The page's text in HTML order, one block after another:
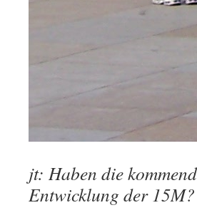
jt: Haben die
Entwicklung der 15M?